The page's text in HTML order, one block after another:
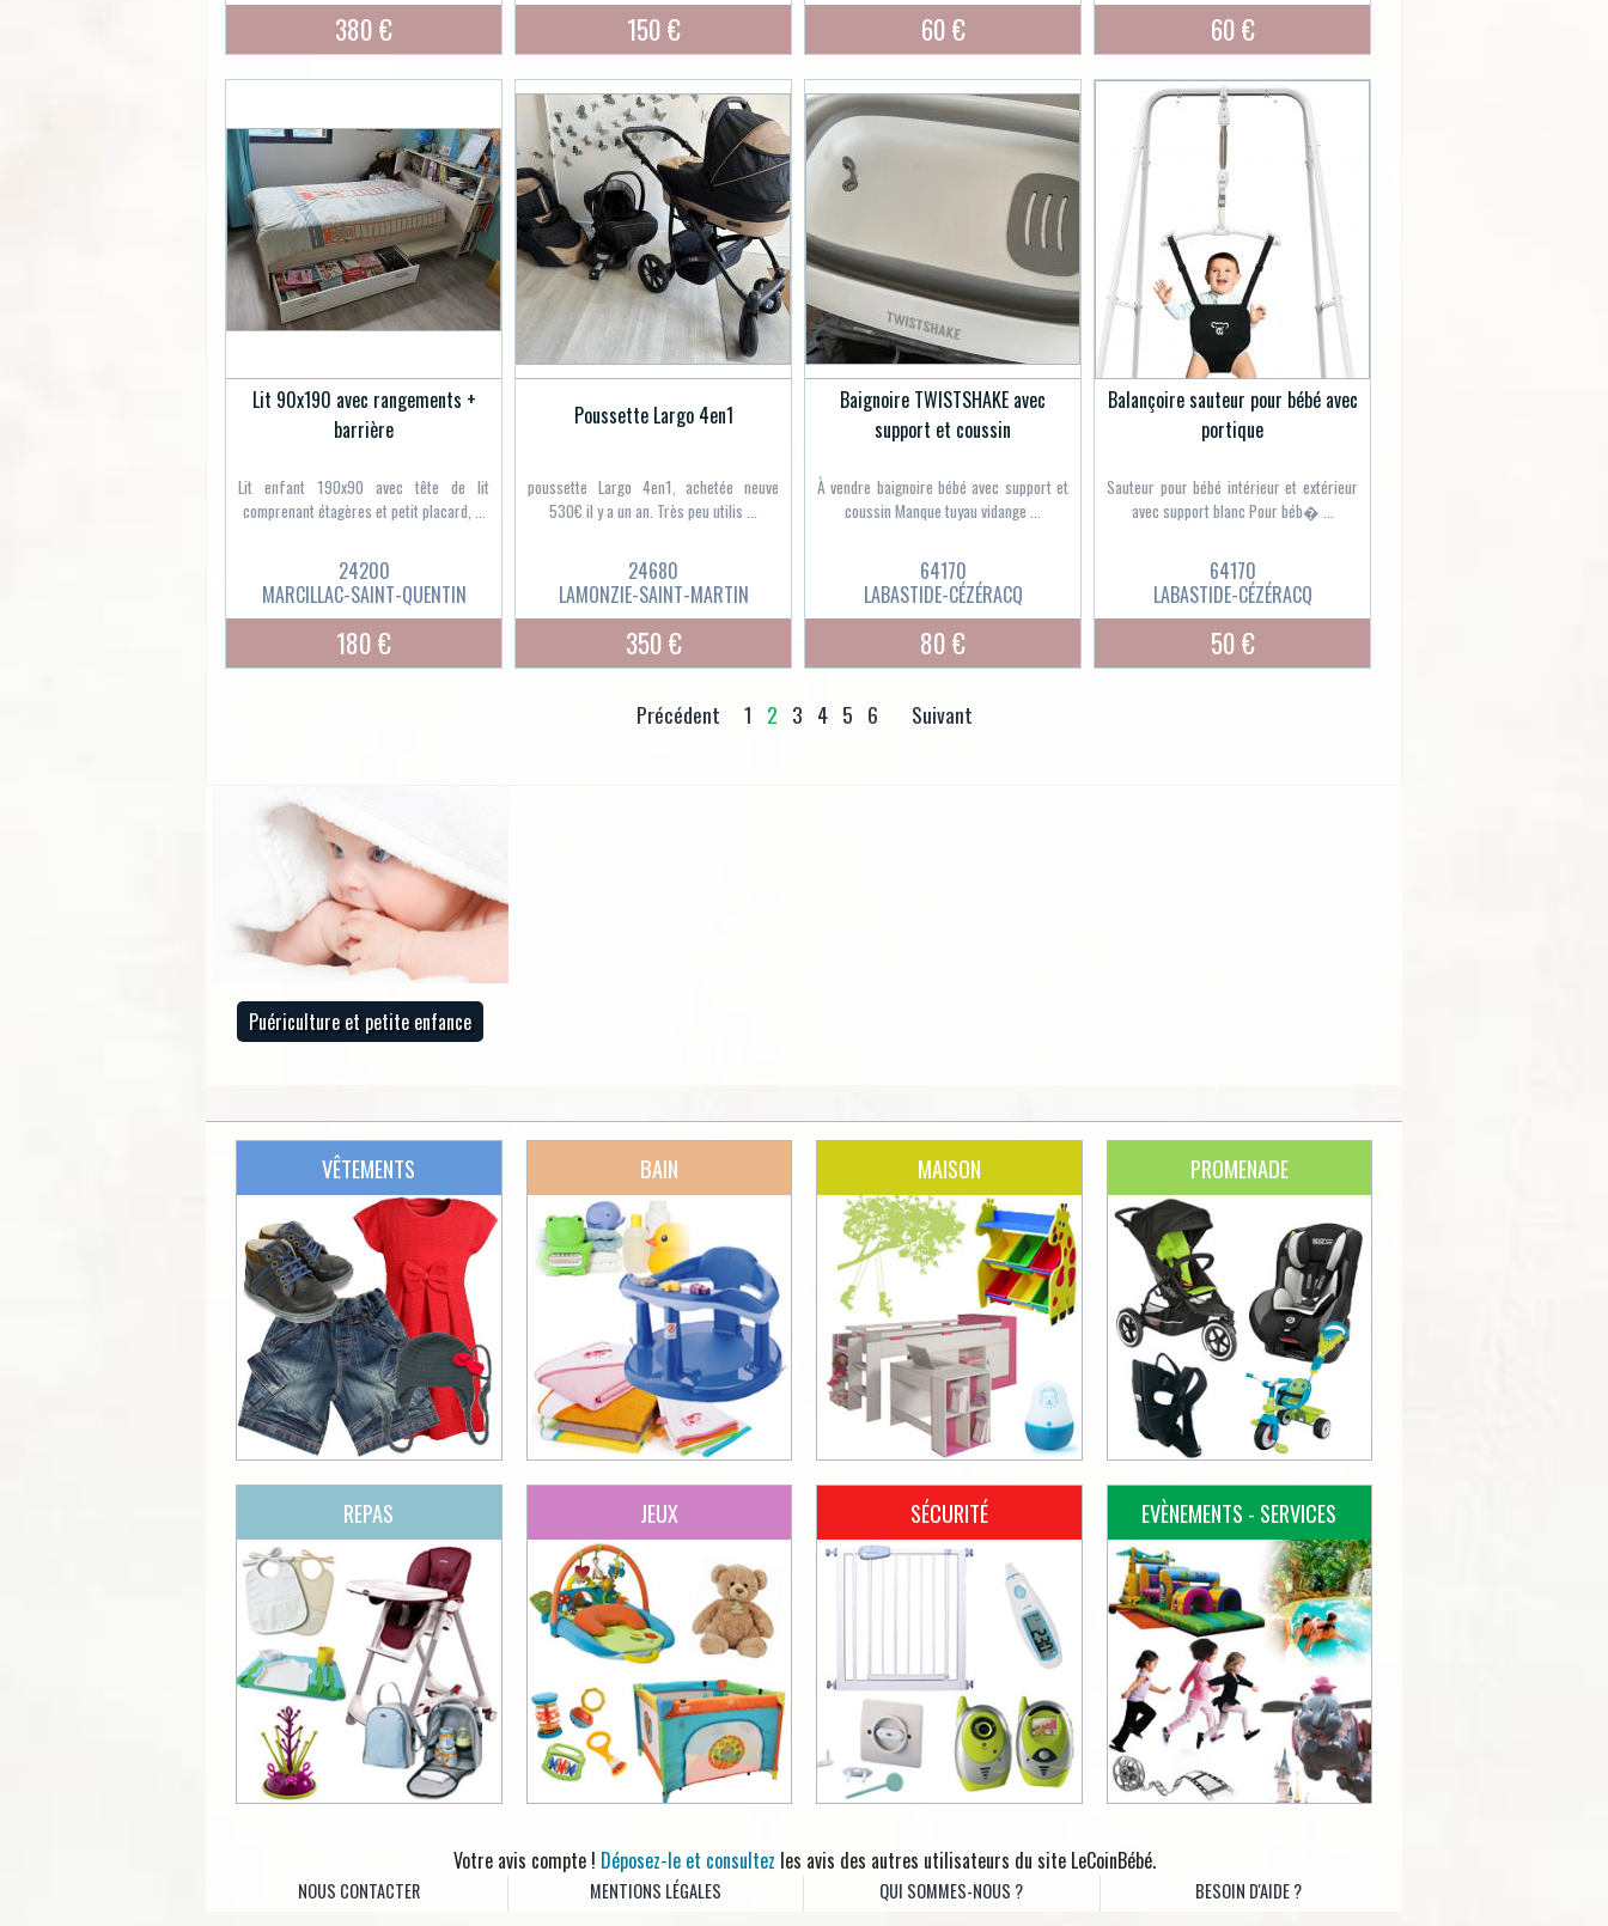
380 € 150 € 60 € 60 €
Lit 90x190 avec rangements +
barrière
Lit enfant 190x90 avec tête de lit
comprenant étagères et petit placard, ...
24200
MARCILLAC-SAINT-QUENTIN
180 €
Poussette Largo 4en1
poussette Largo 4en1, achetée neuve
530€ il y a un an. Très peu utilis ...
24680
LAMONZIE-SAINT-MARTIN
350 €
Baignoire TWISTSHAKE avec
support et coussin
À vendre baignoire bébé avec support et
coussin Manque tuyau vidange ...
64170
LABASTIDE-CÉZÉRACQ
80 €
Balançoire sauteur pour bébé avec
portique
Sauteur pour bébé intérieur et extérieur
avec support blanc Pour béb� ...
64170
LABASTIDE-CÉZÉRACQ
50 €
Précédent 1 2 3 4 5 6 Suivant
Puériculture et petite enfance
VÊTEMENTS BAIN MAISON PROMENADE
REPAS JEUX SÉCURITÉ EVÈNEMENTS - SERVICES
Votre avis compte ! Déposez-le et consultez les avis des autres utilisateurs du site LeCoinBébé.
NOUS CONTACTER MENTIONS LÉGALES QUI SOMMES-NOUS ? BESOIN D'AIDE ?